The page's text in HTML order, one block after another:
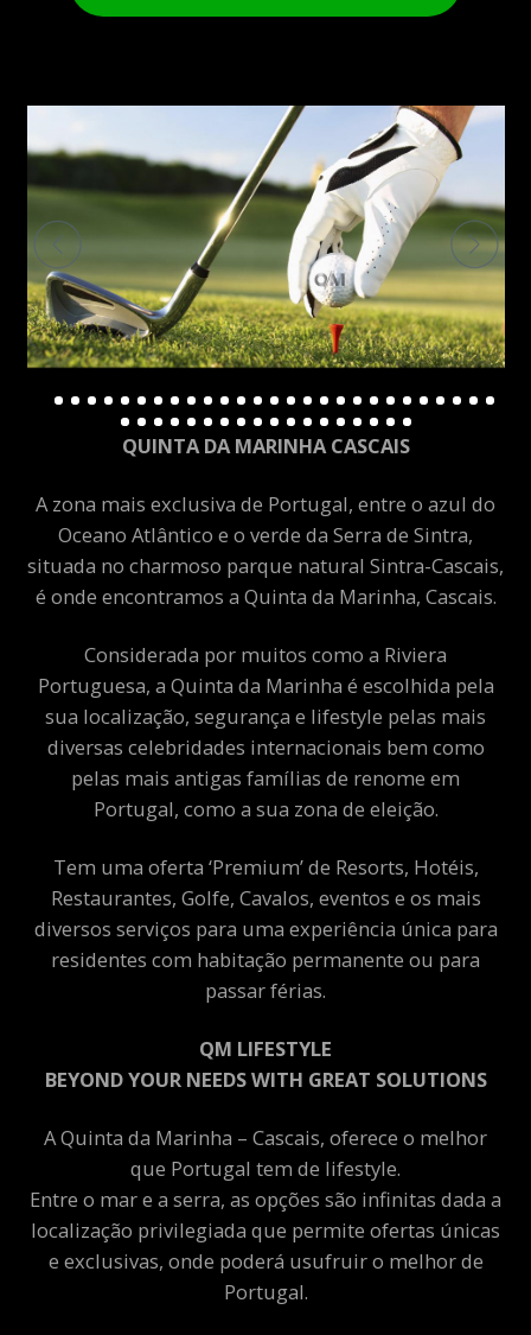
QUINTA DA MARINHA CASCAIS
A zona mais exclusiva de Portugal, entre o azul do
Oceano Atlântico e o verde da Serra de Sintra,
situada no charmoso parque natural Sintra-Cascais,
é onde encontramos a Quinta da Marinha, Cascais.
Considerada por muitos como a Riviera
Portuguesa, a Quinta da Marinha é escolhida pela
sua localização, segurança e lifestyle pelas mais
diversas celebridades internacionais bem como
pelas mais antigas famílias de renome em
Portugal, como a sua zona de eleição.
Tem uma oferta ‘Premium’ de Resorts, Hotéis,
Restaurantes, Golfe, Cavalos, eventos e os mais
diversos serviços para uma experiência única para
residentes com habitação permanente ou para
passar férias.
QM LIFESTYLE
BEYOND YOUR NEEDS WITH GREAT SOLUTIONS
A Quinta da Marinha – Cascais, oferece o melhor
que Portugal tem de lifestyle.
Entre o mar e a serra, as opções são infinitas dada a
localização privilegiada que permite ofertas únicas
e exclusivas, onde poderá usufruir o melhor de
Portugal.